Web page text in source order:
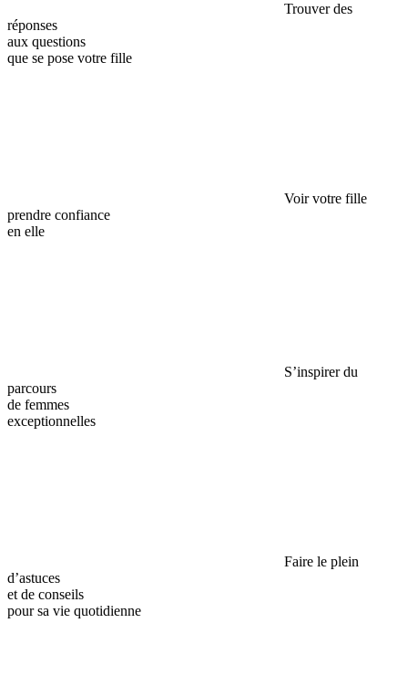
Trouver des
réponses
aux questions
que se pose votre fille
Voir votre fille
prendre confiance
en elle
S’inspirer du
parcours
de femmes
exceptionnelles
Faire le plein
d’astuces
et de conseils
pour sa vie quotidienne